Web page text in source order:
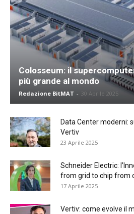
Colosseum: il
più grande al mondo
Redazione BitMAT - 30 Aprile 2025
Data Center moderni:
Vertiv
23 Aprile 2025
Schneider Electric:
from grid to chip from
17 Aprile 2025
Vertiv: come evolve il